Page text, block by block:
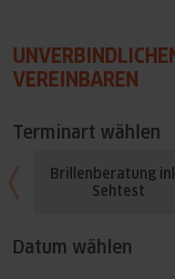
VEREINBAREN
Terminart wählen
Brillenberatung
Sehtest
Datum wählen